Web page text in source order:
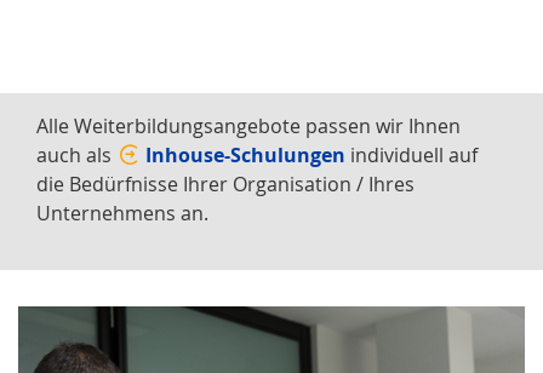
Alle Weiterbildungsangebote passen wir Ihnen
auch als
Inhouse-Schulungen individuell auf
die Bedürfnisse Ihrer Organisation / Ihres
Unternehmens an.